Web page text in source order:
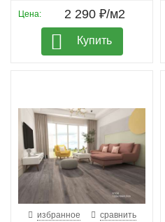
Цена: 2 290 ₽/м2
Купить
избранное сравнить